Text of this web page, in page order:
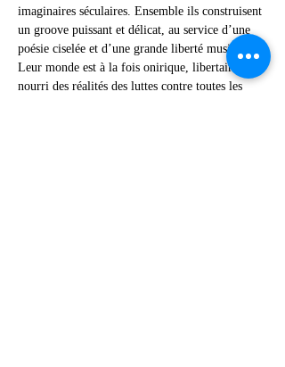
imaginaires séculaires. Ensemble ils construisent
un groove puissant et délicat, au service d’une
poésie ciselée et d’une grande liberté musicale.
Leur monde est à la fois onirique, libertaire,
nourri des réalités des luttes contre toutes les